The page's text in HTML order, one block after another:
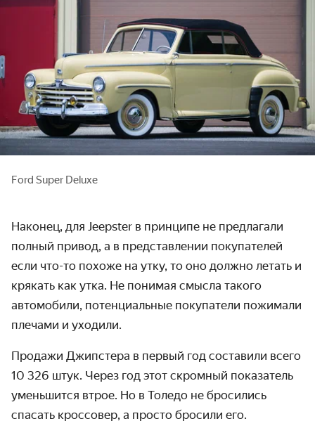
Ford Super Deluxe
Наконец, для Jeepster в принципе не предлагали
полный привод, а в представлении покупателей
если что-то похоже на утку, то оно должно летать и
крякать как утка. Не понимая смысла такого
автомобили, потенциальные покупатели пожимали
плечами и уходили.
Продажи Джипстера в первый год составили всего
10 326 штук. Через год этот скромный показатель
уменьшится втрое. Но в Толедо не бросились
спасать кроссовер, а просто бросили его.